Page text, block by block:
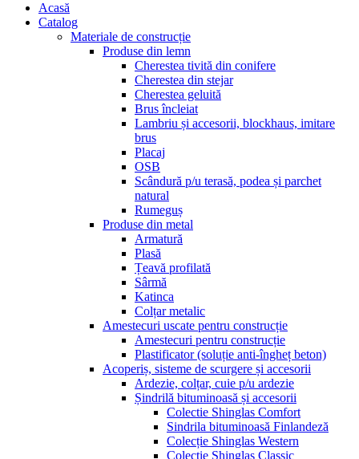
Acasă
Catalog
Materiale de construcție
Produse din lemn
Cherestea tivită din conifere
Cherestea din stejar
Cherestea geluită
Brus încleiat
Lambriu și accesorii, blockhaus, imitare
brus
Placaj
OSB
Scândură p/u terasă, podea și parchet
natural
Rumeguș
Produse din metal
Armatură
Plasă
Țeavă profilată
Sârmă
Katinca
Colțar metalic
Amestecuri uscate pentru construcție
Amestecuri pentru construcție
Plastificator (soluție anti-îngheț beton)
Acoperiș, sisteme de scurgere și accesorii
Ardezie, colțar, cuie p/u ardezie
Șindrilă bituminoasă și accesorii
Colectie Shinglas Comfort
Sindrila bituminoasă Finlandeză
Colecție Shinglas Western
Colecție Shinglas Classic